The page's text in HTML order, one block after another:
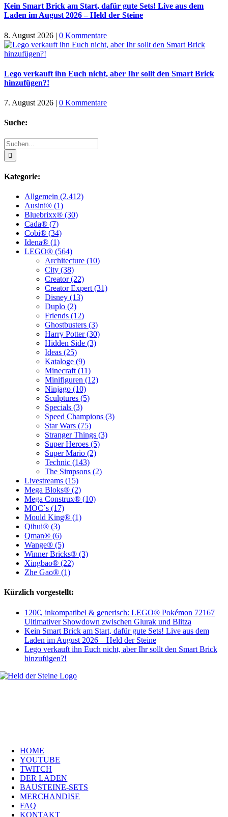
Kein Smart Brick am Start, dafür gute Sets! Live aus dem
Laden im August 2026 – Held der Steine
8. August 2026 | 0 Kommentare
Lego verkauft ihn Euch nicht, aber Ihr sollt den Smart Brick
hinzufügen?!
7. August 2026 | 0 Kommentare
Suche:
Suche
nach:
Kategorie:
Allgemein (2.412)
Ausini® (1)
Bluebrixx® (30)
Cada® (7)
Cobi® (34)
Idena® (1)
LEGO® (564)
Architecture (10)
City (38)
Creator (22)
Creator Expert (31)
Disney (13)
Duplo (2)
Friends (12)
Ghostbusters (3)
Harry Potter (30)
Hidden Side (3)
Ideas (25)
Kataloge (9)
Minecraft (11)
Minifiguren (12)
Ninjago (10)
Sculptures (5)
Specials (3)
Speed Champions (3)
Star Wars (75)
Stranger Things (3)
Super Heroes (5)
Super Mario (2)
Technic (143)
The Simpsons (2)
Livestreams (15)
Mega Bloks® (2)
Mega Construx® (10)
MOC´s (17)
Mould King® (1)
Qihui® (3)
Qman® (6)
Wange® (5)
Winner Bricks® (3)
Xingbao® (22)
Zhe Gao® (1)
Kürzlich vorgestellt:
120€, inkompatibel & generisch: LEGO® Pokémon 72167
Ultimativer Showdown zwischen Glurak und Blitza
Kein Smart Brick am Start, dafür gute Sets! Live aus dem
Laden im August 2026 – Held der Steine
Lego verkauft ihn Euch nicht, aber Ihr sollt den Smart Brick
hinzufügen?!
HOME
YOUTUBE
TWITCH
DER LADEN
BAUSTEINE-SETS
MERCHANDISE
FAQ
KONTAKT